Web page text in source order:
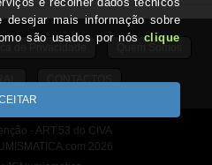
Quem Somos
CONTACTOS
- ART.53 do CIVA
2026